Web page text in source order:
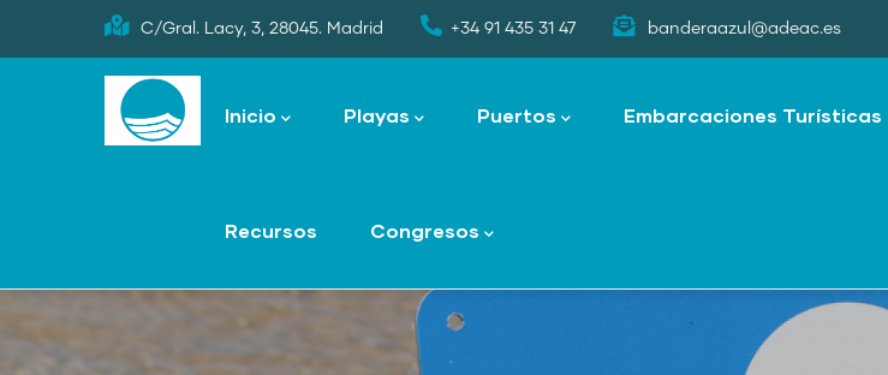
to
C/Gral. Lacy, 3, 28045. Madrid +34 91 435 31 47 banderaazul@adeac.es
navigation
Inicio Playas Puertos Embarcaciones Turísticas
Recursos Congresos